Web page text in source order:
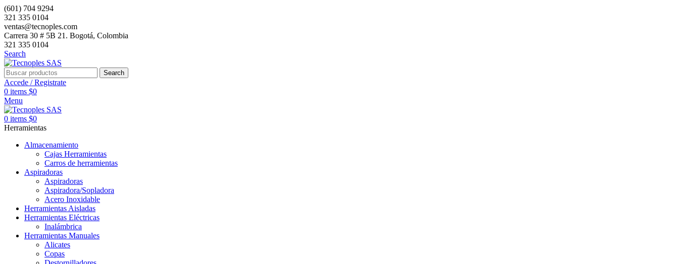
(601) 704 9294
321 335 0104
ventas@tecnoples.com
Carrera 30 # 5B 21. Bogotá, Colombia
321 335 0104
Search
Search
Accede / Registrate
0 items $0
Menu
0 items $0
Herramientas
Almacenamiento
Cajas Herramientas
Carros de herramientas
Aspiradoras
Aspiradoras
Aspiradora/Sopladora
Acero Inoxidable
Herramientas Aisladas
Herramientas Eléctricas
Inalámbrica
Herramientas Manuales
Alicates
Copas